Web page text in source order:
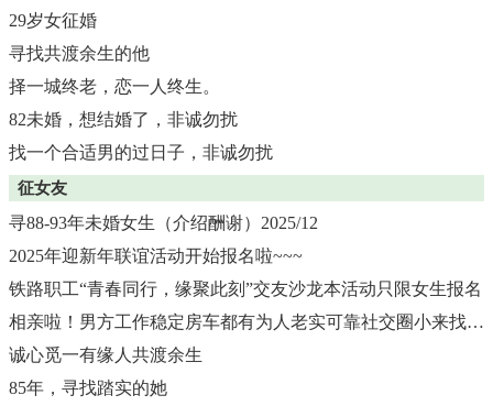
29岁女征婚
寻找共渡余生的他
择一城终老，恋一人终生。
82未婚，想结婚了，非诚勿扰
找一个合适男的过日子，非诚勿扰
征女友
寻88-93年未婚女生（介绍酬谢）2025/12
2025年迎新年联谊活动开始报名啦~~~
铁路职工“青春同行，缘聚此刻”交友沙龙本活动只限女生报名
相亲啦！男方工作稳定房车都有为人老实可靠社交圈小来找个对象。
诚心觅一有缘人共渡余生
85年，寻找踏实的她